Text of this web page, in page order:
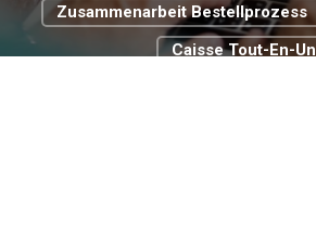
Zusammenarbeit Bestellprozess
Caisse Tout-En-Un